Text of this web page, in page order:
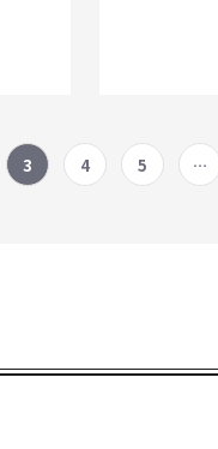
3 4 5 …